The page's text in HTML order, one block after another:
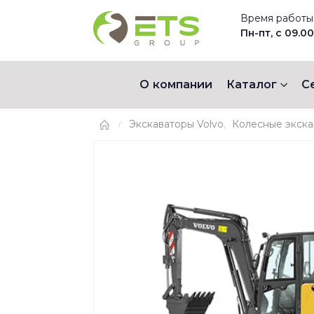
Время
Пн-пт, с
О компании Каталог
Экскаваторы Volvo, Колесные